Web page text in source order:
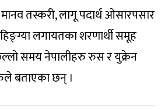
तस्करी, लागू पदार्थ ओसारपसार
लगायतका शरणार्थी समूह
समय नेपालीहरु रुस र युक्रेन
बताएका छन् ।